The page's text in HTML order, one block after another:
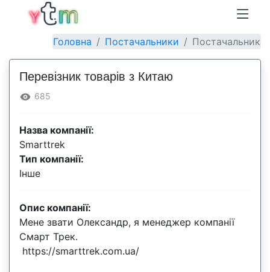
Головна Постачальники Постачальник
Перевізник товарів з Китаю
685
Назва компанії:
Smarttrek
Тип компанії:
Інше
Опис компанії:
Мене звати Олександр, я менеджер компанії
Смарт Трек.
https://smarttrek.com.ua/